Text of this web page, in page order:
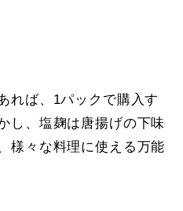
れば、1パックで購入す
し、塩麹は唐揚げの下味
様々な料理に使える万能